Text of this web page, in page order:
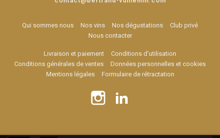
Qui sommes nous Nos vins Nos dégustations
Club privé
Nous contacter
Livraison et paiement
Conditions d'utilisation
Conditions générales de ventes
Données personnelles et cookies
Mentions légales
Formulaire de rétractation